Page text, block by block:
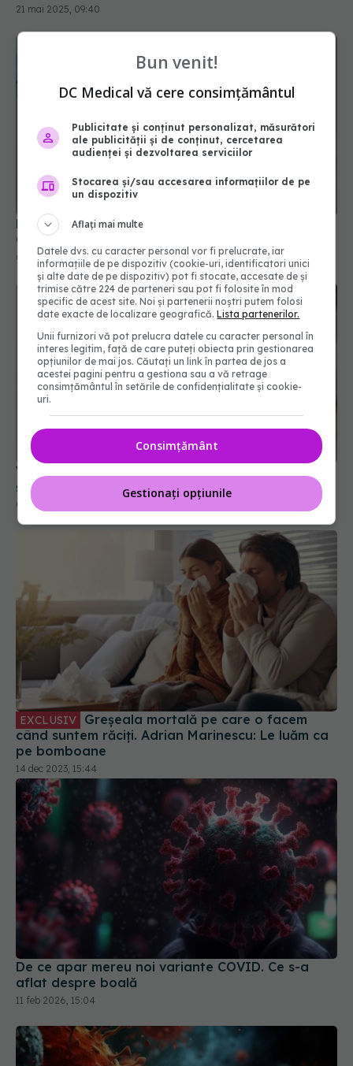
FDA amână o decizie cheie privind un vaccin anti-
COVID-19
și a infarctului
03 aug 2024, 16:27
EXCLUSIV
Greșeala mortală pe care o facem
când suntem răciți. Adrian Marinescu: Le luăm ca
pe bomboane
14 dec 2023, 15:44
De ce apar mereu noi variante COVID. Ce s-a
aflat despre boală
Bun venit!
DC Medical vă cere consimțământul
Publicitate și conținut personalizat, măsurători
ale publicității și de conținut, cercetarea
audienței și dezvoltarea serviciilor
Stocarea și/sau accesarea informațiilor de pe
un dispozitiv
Aflați mai multe
Datele dvs. cu caracter personal vor fi prelucrate, iar
informațiile de pe dispozitiv (cookie-uri, identificatori unici
și alte date de pe dispozitiv) pot fi stocate, accesate de și
trimise către 224 de parteneri sau pot fi folosite în mod
specific de acest site. Noi și partenerii noștri putem folosi
date exacte de localizare geografică.Lista partenerilor.
Unii furnizori vă pot prelucra datele cu caracter personal în
interes legitim, față de care puteți obiecta prin gestionarea
opțiunilor de mai jos. Căutați un link în partea de jos a
acestei pagini pentru a gestiona sau a vă retrage
consimțământul în setările de confidențialitate și cookie-
uri.
Consimțământ
Gestionați opțiunile